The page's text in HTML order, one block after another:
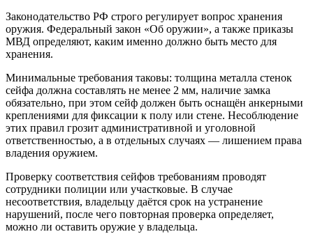
Законодательство РФ строго регулирует вопрос хранения
оружия. Федеральный закон «Об оружии», а также приказы
МВД определяют, каким именно должно быть место для
хранения.
Минимальные требования таковы: толщина металла стенок
сейфа должна составлять не менее 2 мм, наличие замка
обязательно, при этом сейф должен быть оснащён анкерными
креплениями для фиксации к полу или стене. Несоблюдение
этих правил грозит административной и уголовной
ответственностью, а в отдельных случаях — лишением права
владения оружием.
Проверку соответствия сейфов требованиям проводят
сотрудники полиции или участковые. В случае
несоответствия, владельцу даётся срок на устранение
нарушений, после чего повторная проверка определяет,
можно ли оставить оружие у владельца.